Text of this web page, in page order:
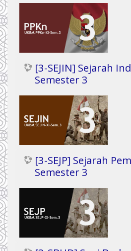
[3-SEJIN] Sejarah
Semester 3
[3-SEJP] Sejarah
Semester 3